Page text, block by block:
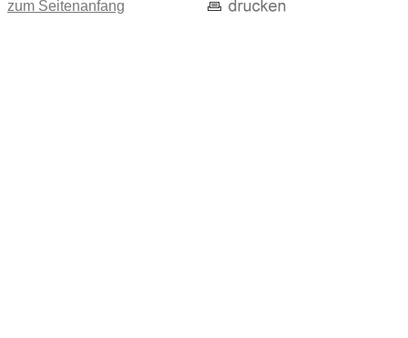
zum Seitenanfang